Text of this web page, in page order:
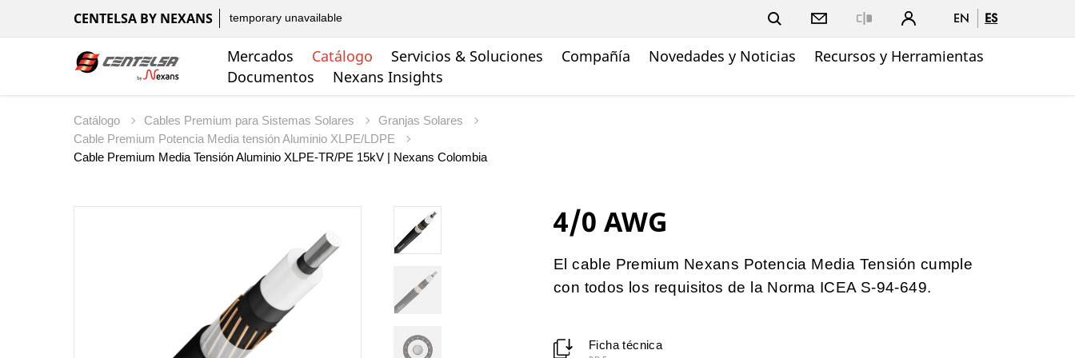
CENTELSA BY NEXANS temporary unavailable EN ES
Mercados Catálogo Servicios & Soluciones Compañía Novedades y Noticias
Recursos y Herramientas
Documentos
Nexans Insights
Catálogo Cables Premium para Sistemas Solares
Granjas Solares
Cable Premium Potencia Media tensión Aluminio XLPE/LDPE
Cable Premium Media Tensión Aluminio XLPE-TR/PE 15kV | Nexans Colombia
4/0 AWG
El cable Premium Nexans Potencia Media Tensión cumple
con todos los requisitos de la Norma ICEA S-94-649.
Ficha técnica